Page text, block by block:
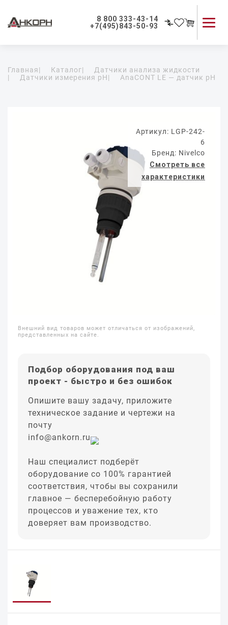
8 800 333-43-14
+7(495)843-50-93
Применение приборов
Главная| Каталог|
Датчики анализа жидкости
|
Датчики измерения pH| AnaCONT LE — датчик pH
Артикул: LGP-242-
6
Бренд: Nivelco
Смотреть все
характеристики
Внешний вид товаров может отличаться от изображений,
представленных на сайте.
Подбор оборудования под ваш
проект - быстро и без ошибок
Опишите вашу задачу, приложите
техническое задание и чертежи на
почту
info@ankorn.ru
Наш специалист подберёт
оборудование со 100% гарантией
соответствия, чтобы вы сохранили
главное — бесперебойную работу
процессов и уважение тех, кто
доверяет вам производство.